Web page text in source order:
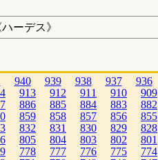
ーデス》
940 939 938 937 936
913 912 911 910 909
886 885 884 883 882
859 858 857 856 855
832 831 830 829 828
805 804 803 802 801
778 777 776 775 774